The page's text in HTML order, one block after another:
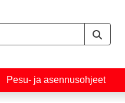
Pesu- ja asennusohjeet